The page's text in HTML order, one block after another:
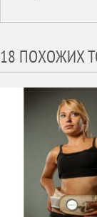
18 ПОХОЖИХ